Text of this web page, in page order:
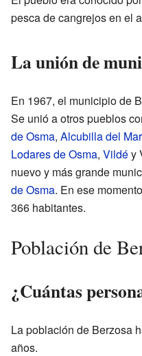
pesca de cangrejos en el
La unión de
En 1967, el municipio de
Se unió a otros pueblos
de Osma, Alcubilla del
Lodares de Osma, Vildéy
nuevo y más grande
de Osma. En ese
366 habitantes.
Población de
¿Cuántas
La población de Berzosa
años.